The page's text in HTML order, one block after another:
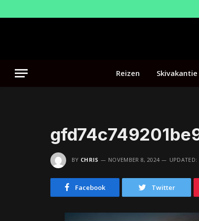
Reizen Skivakantie
BY CHRIS NOVEMBER 8, 2024 UPDATED:
Facebook Twitter